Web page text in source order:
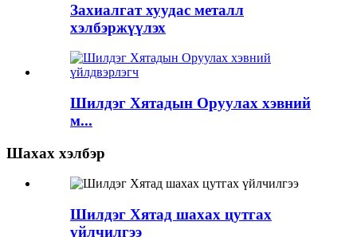
Захиалгат хуудас металл
хэлбэржүүлэх
Шилдэг Хятадын Оруулах хэвний
м...
Шахах хэлбэр
Шилдэг Хятад шахах цутгах
үйлчилгээ